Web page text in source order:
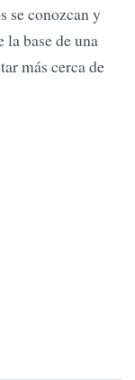
se conozcan y
la base de una
más cerca de